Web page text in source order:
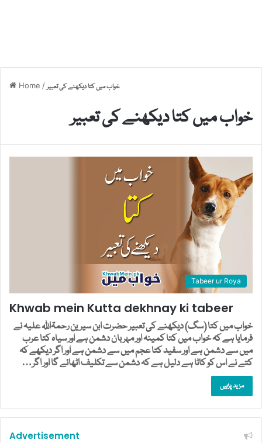
Home /خواب میں کتا دیکھنے کی تعبیر
خواب میں کتا دیکھنے کی تعبیر
Tabeer ur Roya
Khwab mein Kutta dekhnay ki tabeer
خواب میں کتا (سگ) دیکھنے کی تعبیر حضرت ابن سیرین رحمۃاللہ علیہ نے
فرمایا ہے کہ خواب میں کتا کمینہ اور مہربان دشمن ہے اور سیاہ کتا عرب
میں سے دشمن ہے اور سفید کتا عجم میں سے دشمن ہے اور اگر دیکھے کہ
کتے نے اس کو کاٹا ہے دلیل ہے کہ دشمن سے تکلیف اٹھائے گا اور اگر…
مزید پڑہیں
Advertisement